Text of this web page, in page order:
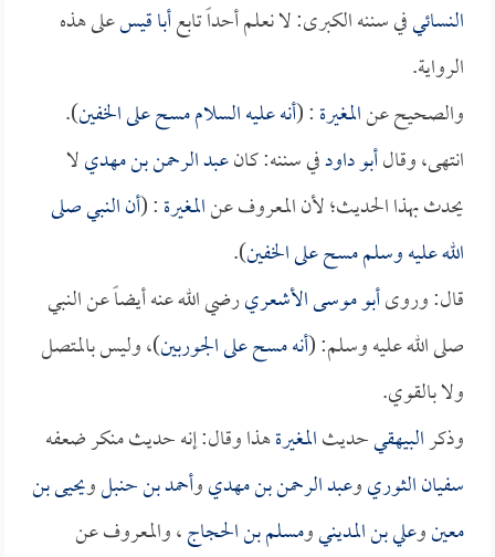
النسائيفي سننه الكبرى: لا نعلم أحداً تابعأبا قيسعلى هذه
الرواية.
والصحيح عنالمغيرة: (أنه عليه السلام مسح على الخفين).
انتهى، وقالأبو داودفي سننه: كانعبد الرحمن بن مهديلا
يحدث بهذا الحديث؛ لأن المعروف عنالمغيرة: (أن النبي صلى
الله عليه وسلم مسح على الخفين).
قال: وروىأبو موسى الأشعريرضي الله عنه أيضاً عن النبي
صلى الله عليه وسلم: (أنه مسح على الجوربين)، وليس بالمتصل
ولا بالقوي.
وذكرالبيهقيحديثالمغيرةهذا وقال: إنه حديث منكر ضعفه
سفيان الثوريوعبد الرحمن بن مهديوأحمد بن حنبلويحيى بن
معينوعلي بن المدينيومسلم بن الحجاج، والمعروف عن